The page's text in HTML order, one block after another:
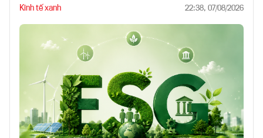
Kinh tế xanh 22:38, 07/08/2026